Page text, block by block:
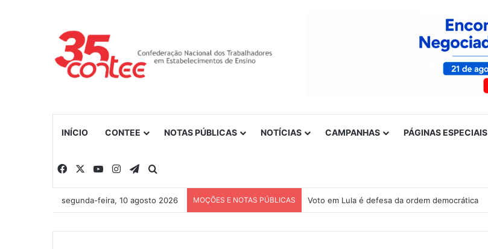
INÍCIO CONTEE NOTAS PÚBLICAS NOTÍCIAS CAMPANHAS PÁGINAS ESPECIAIS
Facebook YouTubeInstagramTelegram
segunda-feira, 10 agosto 2026 MOÇÕES E NOTAS PÚBLICAS Nota de solidariedade ao povo venezuelano